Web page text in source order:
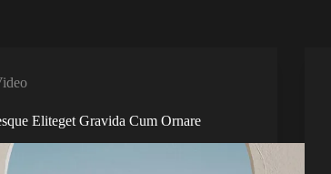
Eliteget Gravida Cum Ornare